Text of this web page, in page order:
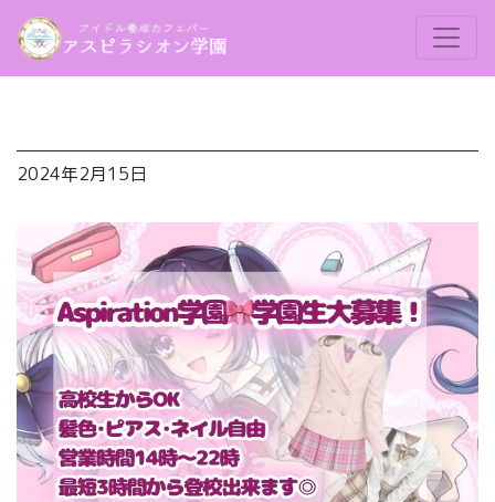
2024年2月15日